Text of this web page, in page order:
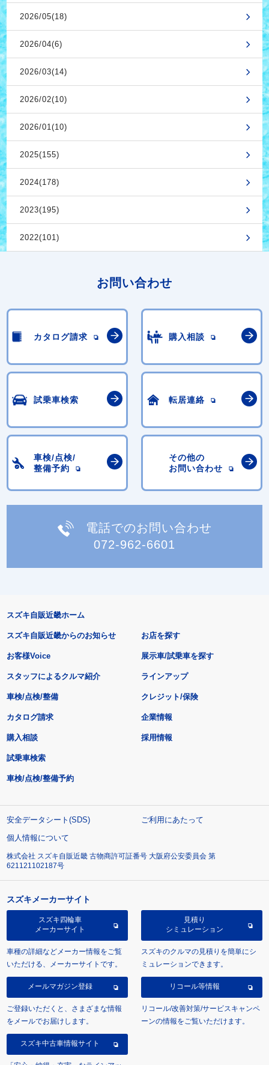
2026/05(18)
2026/04(6)
2026/03(14)
2026/02(10)
2026/01(10)
2025(155)
2024(178)
2023(195)
2022(101)
お問い合わせ
カタログ請求 購入相談
試乗車検索 転居連絡
車検/点検/
整備予約
その他の
お問い合わせ
電話でのお問い合わせ
072-962-6601
スズキ自販近畿ホーム
スズキ自販近畿からのお知らせ
お客様Voice
スタッフによるクルマ紹介
お店を探す
展示車/試乗車を探す
ラインアップ
車検/点検/整備 クレジット/保険
カタログ請求
購入相談
試乗車検索
車検/点検/整備予約
企業情報
採用情報
安全データシート(SDS)
ご利用にあたって
個人情報について
株式会社 スズキ自販近畿 古物商許可証番号 大阪府公安委員会 第
621121102187号
スズキメーカーサイト
スズキ四輪車
メーカーサイト
車種の詳細などメーカー情報をご覧
いただける、メーカーサイトです。
見積り
シミュレーション
スズキのクルマの見積りを簡単にシ
ミュレーションできます。
メールマガジン登録
ご登録いただくと、さまざまな情報
をメールでお届けします。
リコール等情報
リコール/改善対策/サービスキャンペ
ーンの情報をご覧いただけます。
スズキ中古車情報サイト